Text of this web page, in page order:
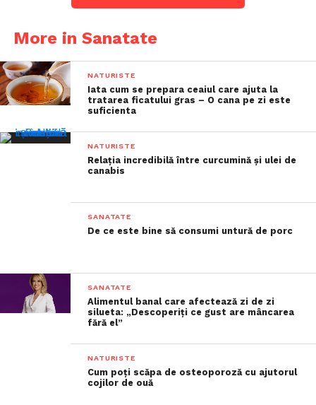
More in Sanatate
NATURISTE
Iata cum se prepara ceaiul care ajuta la
tratarea ficatului gras – O cana pe zi este
suficienta
NATURISTE
Relația incredibilă între curcumină și ulei de
canabis
SANATATE
De ce este bine să consumi untură de porc
SANATATE
Alimentul banal care afectează zi de zi
silueta: „Descoperiți ce gust are mâncarea
fără el”
NATURISTE
Cum poți scăpa de osteoporoză cu ajutorul
cojilor de ouă